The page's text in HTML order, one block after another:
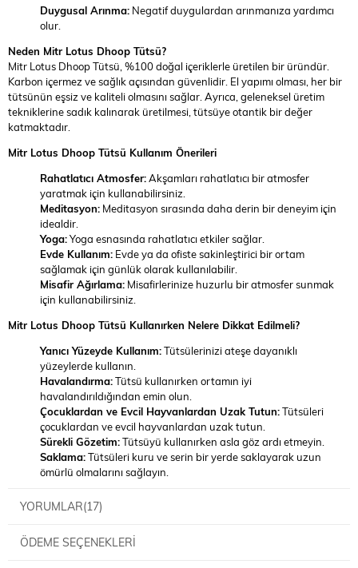
Duygusal Arınma: Negatif duygulardan arınmanıza yardımcı
olur.
Neden Mitr Lotus Dhoop Tütsü?
Mitr Lotus Dhoop Tütsü, %100 doğal içeriklerle üretilen bir üründür.
Karbon içermez ve sağlık açısından güvenlidir. El yapımı olması, her bir
tütsünün eşsiz ve kaliteli olmasını sağlar. Ayrıca, geleneksel üretim
tekniklerine sadık kalınarak üretilmesi, tütsüye otantik bir değer
katmaktadır.
Mitr Lotus Dhoop Tütsü Kullanım Önerileri
Rahatlatıcı Atmosfer:Akşamları rahatlatıcı bir atmosfer
yaratmak için kullanabilirsiniz.
Meditasyon: Meditasyon sırasında daha derin bir deneyim için
idealdir.
Yoga:Yoga esnasında rahatlatıcı etkiler sağlar.
Evde Kullanım: Evde ya da ofiste sakinleştirici bir ortam
sağlamak için günlük olarak kullanılabilir.
Misafir Ağırlama: Misafirlerinize huzurlu bir atmosfer sunmak
için kullanabilirsiniz.
Mitr Lotus Dhoop Tütsü Kullanırken Nelere Dikkat Edilmeli?
Yanıcı Yüzeyde Kullanım:Tütsülerinizi ateşe dayanıklı
yüzeylerde kullanın.
Havalandırma:Tütsü kullanırken ortamın iyi
havalandırıldığından emin olun.
Çocuklardan ve Evcil Hayvanlardan Uzak Tutun:Tütsüleri
çocuklardan ve evcil hayvanlardan uzak tutun.
Sürekli Gözetim:Tütsüyü kullanırken asla göz ardı etmeyin.
Saklama:Tütsüleri kuru ve serin bir yerde saklayarak uzun
ömürlü olmalarını sağlayın.
YORUMLAR(17)
ÖDEME SEÇENEKLERI